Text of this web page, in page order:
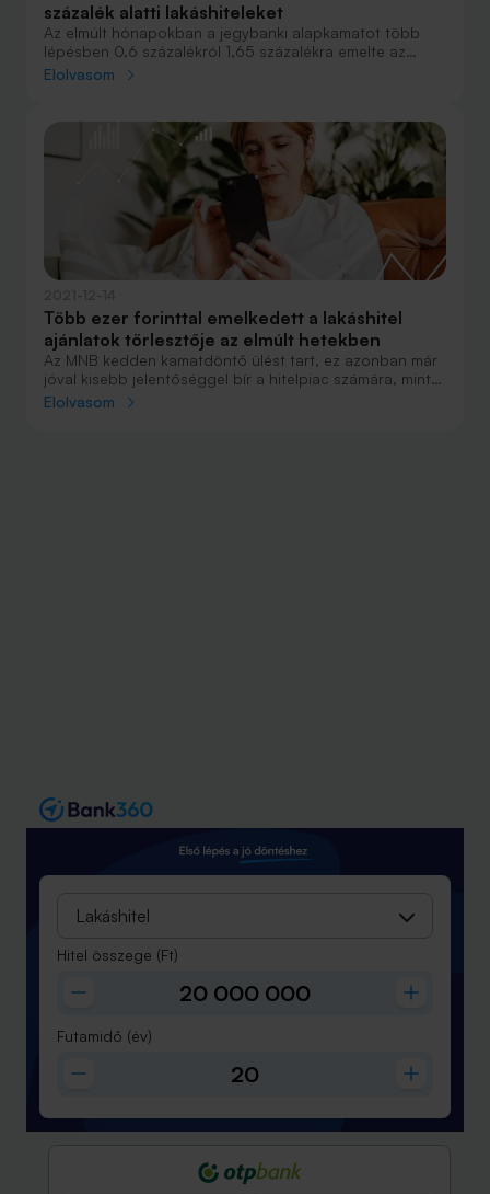
százalék alatti lakáshiteleket
Az elmúlt hónapokban a jegybanki alapkamatot több
lépésben 0,6 százalékról 1,65 százalékra emelte az
MNB. Tette mindezt az infláció mérséklése érdekében,
mostanában jobban keresett, nagyobb összegű
lakáshitelt, 20 és 40 millió forintot milyen feltételekkel
lehet felvenni.
Elolvasom
Több ezer forinttal emelkedett a lakáshitel
ajánlatok törlesztője az elmúlt hetekben
Az MNB kedden kamatdöntő ülést tart, ez azonban már
jóval kisebb jelentőséggel bír a hitelpiac számára, mint
korábban. Az elmúlt hetekben ugyanis az alapkamat
Elolvasom
Lakáshitel
Hitel összege (Ft)
Futamidő (év)